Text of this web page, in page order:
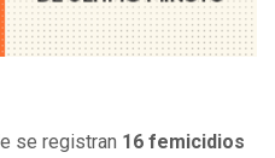
se registran 16 femicidios